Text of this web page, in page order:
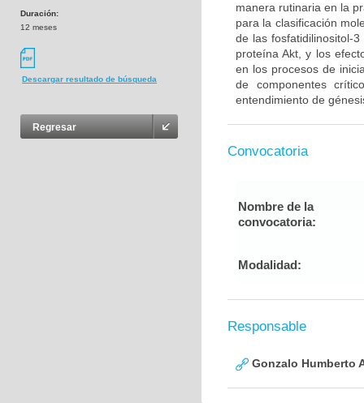
Duración:
12 meses
Descargar resultado de búsqueda
Regresar
manera rutinaria en la
para la clasificación
de las fosfatidilinositol-
proteína Akt, y los
en los procesos de
de componentes
entendimiento de
Convocatoria
Nombre de la
convocatoria:
Modalidad:
Responsable
Gonzalo Humberto